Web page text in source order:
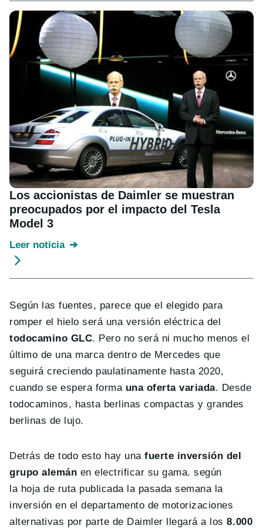
Los accionistas de Daimler se muestran
preocupados por el impacto del Tesla
Model 3
Leer noticia
Según las fuentes, parece que el elegido para
romper el hielo será una versión eléctrica del
todocamino GLC. Pero no será ni mucho menos el
último de una marca dentro de Mercedes que
seguirá creciendo paulatinamente hasta 2020,
cuando se espera forma una oferta variada. Desde
todocaminos, hasta berlinas compactas y grandes
berlinas de lujo.
Detrás de todo esto hay unafuerte inversión del
grupo alemán en electrificar su gama. según
la hoja de ruta publicada la pasada semana la
inversión en el departamento de motorizaciones
alternativas por parte de Daimler llegará a los8.000